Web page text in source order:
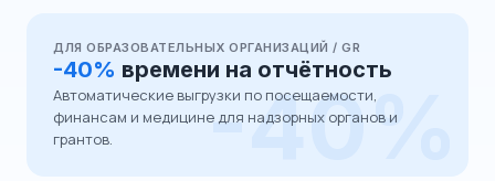
-40%
ДЛЯ ОБРАЗОВАТЕЛЬНЫХ ОРГАНИЗАЦИЙ / GR
-40% времени на отчётность
Автоматические выгрузки по посещаемости,
финансам и медицине для надзорных органов и
грантов.